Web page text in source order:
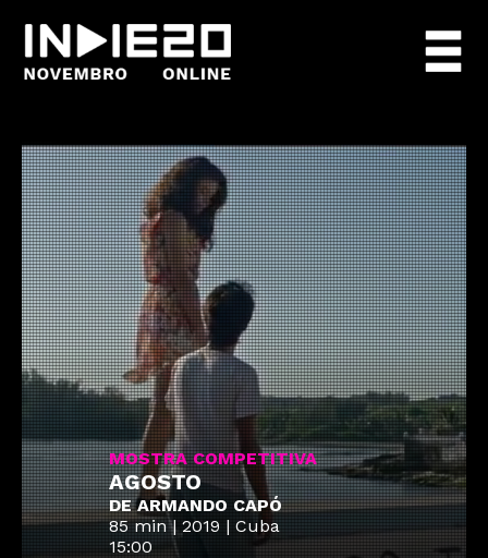
MOSTRA COMPETITIVA
AGOSTO
DE ARMANDO CAPÓ
85 min | 2019 | Cuba
15:00